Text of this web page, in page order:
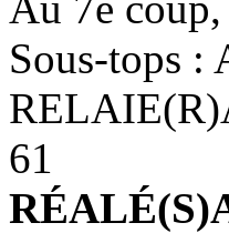
Sous-tops
61